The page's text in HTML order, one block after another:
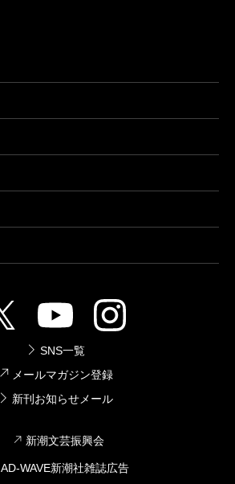
SNS一覧
メールマガジン登録
新刊お知らせメール
新潮文芸振興会
AD-WAVE新潮社雑誌広告